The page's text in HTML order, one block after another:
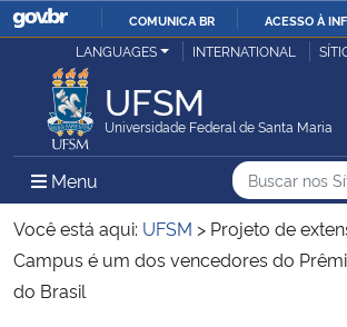
IR
COMUNICA BR ACESSO À
Ministério da Justiça e Segurança Pública
Ministério da Defesa
Ministério das Relações Exteriores
Ministério da Economia
LANGUAGES INTERNATIONAL
UFSM
Universidade Federal de Santa Maria
Menu Menu Principal do Sítio
Busca
Buscar
Busca:
Você está aqui: UFSM > Projeto de
Campus é um dos vencedores do
do Brasil